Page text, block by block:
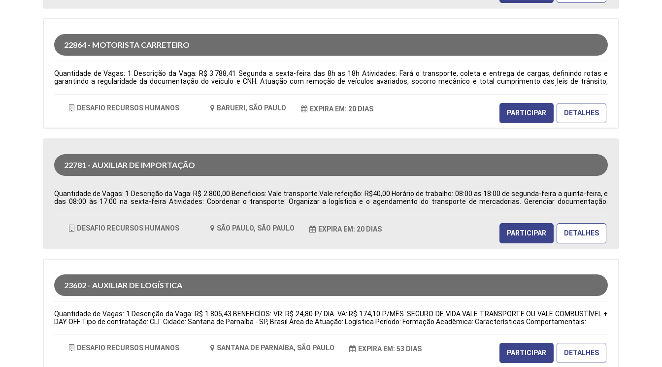
22864 - MOTORISTA CARRETEIRO
Quantidade de Vagas: 1 Descrição da Vaga: R$ 3.788,41 Segunda a sexta-feira das 8h as 18h Atividades: Fará o transporte, coleta e entrega de cargas, definindo rotas e
garantindo a regularidade da documentação do veículo e CNH. Atuação com remoção de veículos avariados, socorro mecânico e total cumprimento das leis de trânsito,
DESAFIO RECURSOS HUMANOS
BARUERI, SÃO PAULO EXPIRA EM: 20 DIAS PARTICIPAR DETALHES
22781 - AUXILIAR DE IMPORTAÇÃO
Quantidade de Vagas: 1 Descrição da Vaga: R$ 2.800,00 Beneficios: Vale transporte.Vale refeição: R$40,00 Horário de trabalho: 08:00 as 18:00 de segunda-feira a quinta-feira, e
das 08:00 às 17:00 na sexta-feira Atividades: Coordenar o transporte: Organizar a logística e o agendamento do transporte de mercadorias. Gerenciar documentação:
logísticos, como erros em agendamentos ou documentos Tipo de contratação: CLT Cidade: São Paulo, SP, Brasil Área de Atuação: Administração de Empresas Período:
Formação Acadêmica: Características Comportamentais:
DESAFIO RECURSOS HUMANOS SÃO PAULO, SÃO PAULO EXPIRA EM: 20 DIAS PARTICIPAR DETALHES
23602 - AUXILIAR DE LOGÍSTICA
Quantidade de Vagas: 1 Descrição da Vaga: R$ 1.805,43 BENEFICÍOS: VR: R$ 24,80 P/ DIA. VA: R$ 174,10 P/MÊS. SEGURO DE VIDA VALE TRANSPORTE OU VALE COMBUSTÍVEL +
DAY OFF Tipo de contratação: CLT Cidade: Santana de Parnaíba - SP, Brasil Área de Atuação: Logística Período: Formação Acadêmica: Características Comportamentais:
DESAFIO RECURSOS HUMANOS SANTANA DE PARNAÍBA, SÃO PAULO EXPIRA EM: 53 DIAS PARTICIPAR DETALHES